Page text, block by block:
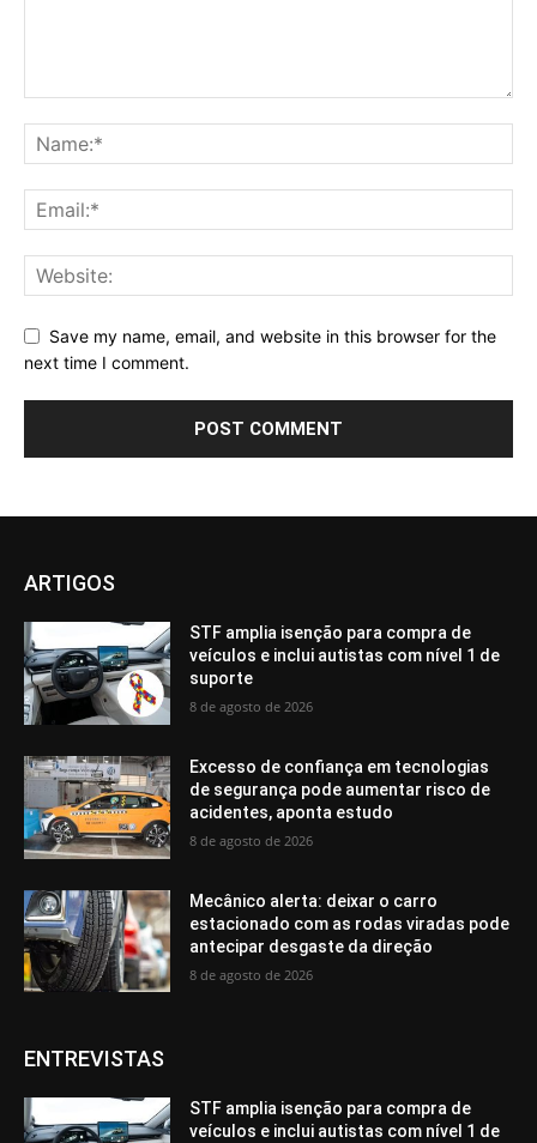
Save my name, email, and website in this browser for the
next time I comment.
ARTIGOS
STF amplia isenção para compra de
veículos e inclui autistas com nível 1 de
suporte
8 de agosto de 2026
Excesso de confiança em tecnologias
de segurança pode aumentar risco de
acidentes, aponta estudo
8 de agosto de 2026
Mecânico alerta: deixar o carro
estacionado com as rodas viradas pode
antecipar desgaste da direção
8 de agosto de 2026
ENTREVISTAS
STF amplia isenção para compra de
veículos e inclui autistas com nível 1 de